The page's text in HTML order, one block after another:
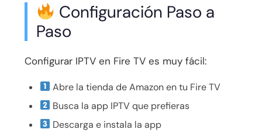
Configuración Paso a
Paso
Configurar IPTV en Fire TV es muy fácil:
Abre la tienda de Amazon en tu Fire TV
Busca la app IPTV que prefieras
Descarga e instala la app